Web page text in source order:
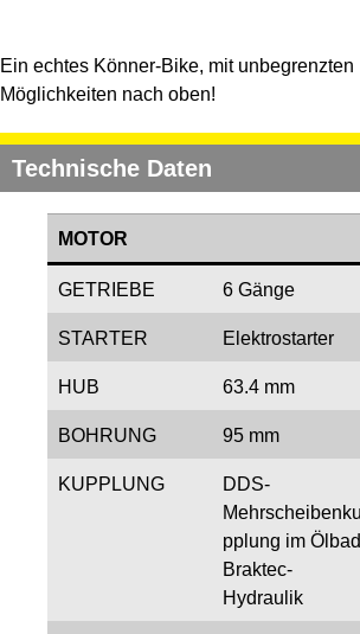
Ein echtes Könner-Bike, mit unbegrenzten
Möglichkeiten nach oben!
Technische Daten
MOTOR
GETRIEBE 6 Gänge
STARTER Elektrostarter
HUB 63.4 mm
BOHRUNG 95 mm
KUPPLUNG
DDS-
Mehrscheibenku
pplung im
Braktec-
Hydraulik